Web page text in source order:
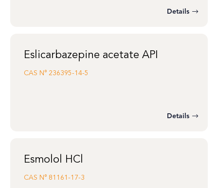
Details
Eslicarbazepine acetate API
CAS N° 236395-14-5
Details
Esmolol HCl
CAS N° 81161-17-3